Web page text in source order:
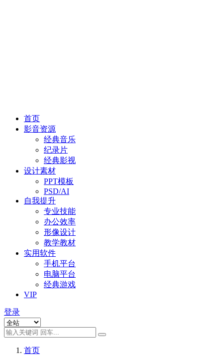
首页
影音资源
经典音乐
纪录片
经典影视
设计素材
PPT模板
PSD/AI
自我提升
专业技能
办公效率
形像设计
教学教材
实用软件
手机平台
电脑平台
经典游戏
VIP
登录
首页